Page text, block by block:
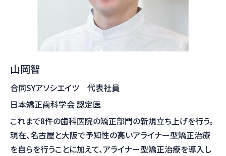
山岡智
合同SYアソシエイツ 代表社員
日本矯正歯科学会 認定医
これまで8件の歯科医院の矯正部門の新規立ち上げを行う。
現在、名古屋と大阪で予知性の高いアライナー型矯正治療
を自らを行うことに加えて、アライナー型矯正治療を導入し